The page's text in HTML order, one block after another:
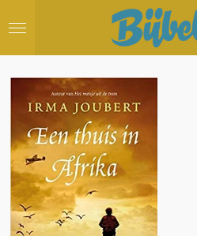
direct
hoofdinhoud